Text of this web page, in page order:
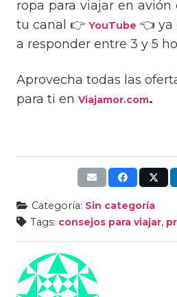
ropa para viajar en avión
tu canal 👉 YouTube 👈 ya
a responder entre 3 y 5
Aprovecha todas las
para ti en Viajamor.com.
Categoría: Sin categoría
Tags: consejos para viajar,